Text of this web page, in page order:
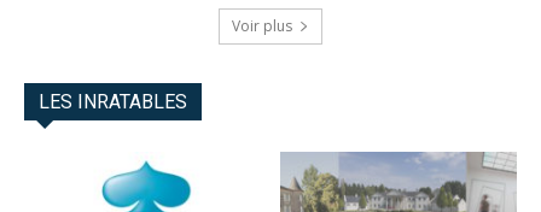
Voir plus
LES INRATABLES